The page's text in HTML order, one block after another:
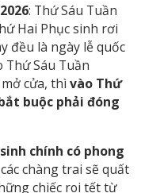
: Thứ Sáu Tuần
Hai Phục sinh rơi
đều là ngày lễ quốc
Thứ Sáu Tuần
mở cửa, thìvào Thứ
buộc phải đóng
chính có phong
chàng trai sẽ quất
chiếc roi tết từ